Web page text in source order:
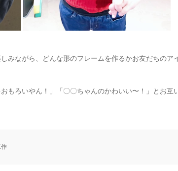
みながら、どんな形のフレームを作るかお友だちのア
もろいやん！」「〇〇ちゃんのかわいい〜！」とお互
作